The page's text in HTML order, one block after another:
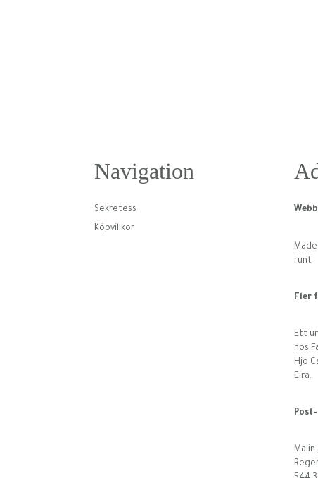
Navigation
Sekretess
Köpvillkor
runt
Fler
Ett
hos
Hjo
Eira.
Malin